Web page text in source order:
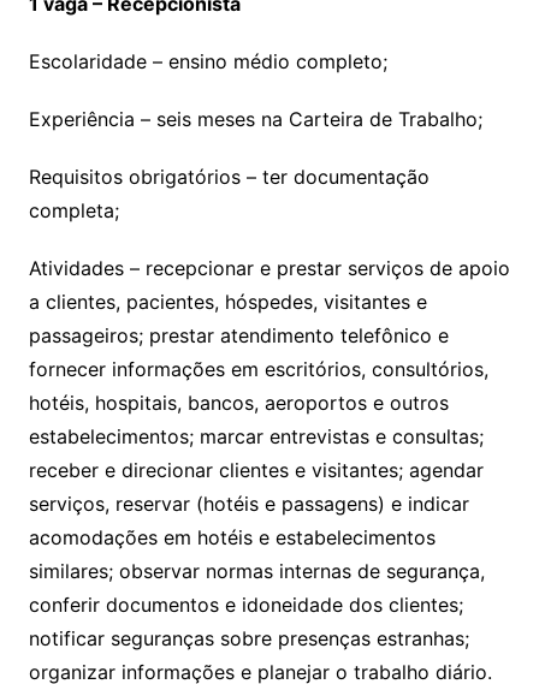
Escolaridade – ensino médio completo;
Experiência – seis meses na Carteira de Trabalho;
Requisitos obrigatórios – ter documentação
completa;
Atividades – recepcionar e prestar serviços de apoio
a clientes, pacientes, hóspedes, visitantes e
passageiros; prestar atendimento telefônico e
fornecer informações em escritórios, consultórios,
hotéis, hospitais, bancos, aeroportos e outros
estabelecimentos; marcar entrevistas e consultas;
receber e direcionar clientes e visitantes; agendar
serviços, reservar (hotéis e passagens) e indicar
acomodações em hotéis e estabelecimentos
similares; observar normas internas de segurança,
conferir documentos e idoneidade dos clientes;
notificar seguranças sobre presenças estranhas;
organizar informações e planejar o trabalho diário.